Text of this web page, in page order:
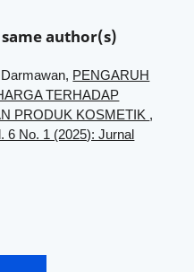
author(s)
PENGARUH
TERHADAP
PRODUK KOSMETIK ,
6 No. 1 (2025): Jurnal